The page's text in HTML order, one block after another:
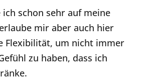
ich schon sehr auf meine
mir aber auch hier
Flexibilität, um nicht immer
zu haben, dass ich